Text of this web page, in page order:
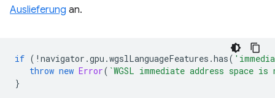
Auslieferung an.
if ( ! navigator .gpu .wgslLanguageFeatures .has(
throw new Error( `WGSL immediate address space
}